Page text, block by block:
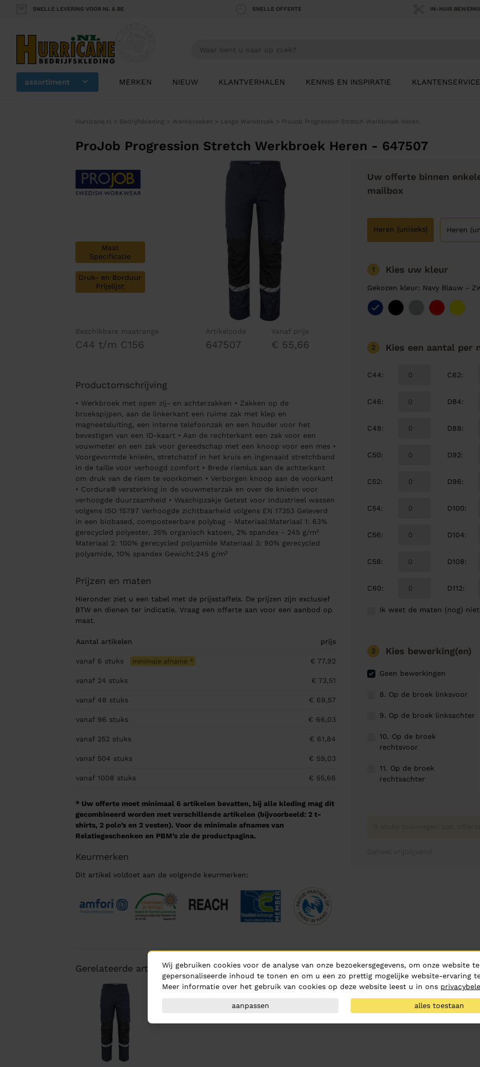
SNELLE LEVERING VOOR NL & BE SNELLE OFFERTE IN-HUIS
assortiment MERKEN NIEUW KLANTVERHALEN KENNIS EN INSPIRATIE KLANTENSERVICE
Hurricane.nl > Bedrijfskleding > Werkbroeken > Lange Werkbroek > ProJob Progression Stretch Werkbroek Heren
ProJob Progression Stretch Werkbroek Heren - 647507
Maat
Specificatie
Druk- en Borduur
Prijslijst
Beschikbare maatrange
C44 t/m C156
Artikelcode
647507
Vanaf prijs
€ 55,66
Productomschrijving
• Werkbroek met open zij- en achterzakken • Zakken op de
broekspijpen, aan de linkerkant een ruime zak met klep en
magneetsluiting, een interne telefoonzak en een houder voor het
bevestigen van een ID-kaart • Aan de rechterkant een zak voor een
vouwmeter en een zak voor gereedschap met een knoop voor een mes •
Voorgevormde knieën, stretchstof in het kruis en ingenaaid stretchband
in de taille voor verhoogd comfort • Brede riemlus aan de achterkant
om druk van de riem te voorkomen • Verborgen knoop aan de voorkant
• Cordura® versterking in de vouwmeterzak en over de knieën voor
verhoogde duurzaamheid • Waschipzakje Getest voor industrieel wassen
volgens ISO 15797 Verhoogde zichtbaarheid volgens EN 17353 Geleverd
in een biobased, composteerbare polybag - Materiaal:Materiaal 1: 63%
gerecycled polyester, 35% organisch katoen, 2% spandex - 245 g/m²
Materiaal 2: 100% gerecycled polyamide Materiaal 3: 90% gerecycled
polyamide, 10% spandex Gewicht:245 g/m²
Prijzen en maten
Hieronder ziet u een tabel met de prijsstaffels. De prijzen zijn exclusief
BTW en dienen ter indicatie. Vraag een offerte aan voor een aanbod op
maat.
Aantal artikelen prijs
vanaf 6 stuks minimale afname * € 77,92
vanaf 24 stuks € 73,51
vanaf 48 stuks € 69,57
vanaf 96 stuks € 66,03
vanaf 252 stuks € 61,84
vanaf 504 stuks € 59,03
vanaf 1008 stuks € 55,66
* Uw offerte moet minimaal 6 artikelen bevatten, bij alle kleding mag dit
gecombineerd worden met verschillende artikelen (bijvoorbeeld: 2 t-
shirts, 2 polo’s en 2 vesten). Voor de minimale afnames van
Relatiegeschenken en PBM’s zie de productpagina.
Keurmerken
Dit artikel voldoet aan de volgende keurmerken:
Uw offerte binnen
mailbox
Heren (uniseks) Heren
1 Kies uw kleur
Gekozen kleur: Navy Blauw -
2 Kies een aantal per
C44:
C46:
C48:
C50:
C52:
C54:
C56:
C58:
C60:
C62:
D84:
D88:
D92:
D96:
D100:
D104:
D108:
D112:
Ik weet de maten (nog) niet
3 Kies bewerking(en)
Geen bewerkingen
8. Op de broek linksvoor
9. Op de broek linksachter
10. Op de broek
rechtsvoor
11. Op de broek
rechtsachter
Gerelateerde artikelenWij gebruiken cookies voor de analyse van onze bezoekersgegevens, om onze website
gepersonaliseerde inhoud te tonen en om u een zo prettig mogelijke website-ervaring
Meer informatie over het gebruik van cookies op deze website leest u in ons
aanpassen alles toestaan